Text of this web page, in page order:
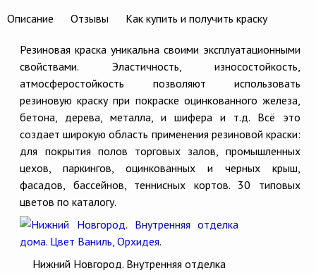
Описание Отзывы Как купить и получить краску
Резиновая краска уникальна своими эксплуатационными
свойствами. Эластичность, износостойкость,
атмосферостойкость позволяют использовать
резиновую краску при покраске оцинкованного железа,
бетона, дерева, металла, и шифера и т.д. Всё это
создает широкую область применения резиновой краски:
для покрытия полов торговых залов, промышленных
цехов, паркингов, оцинкованных и черных крыш,
фасадов, бассейнов, теннисных кортов. 30 типовых
цветов по каталогу.
Нижний Новгород. Внутренняя отделка